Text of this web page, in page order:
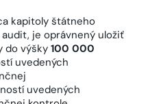
kapitoly štátneho
je oprávnený uložiť
do výšky 100 000
uvedených
uvedených